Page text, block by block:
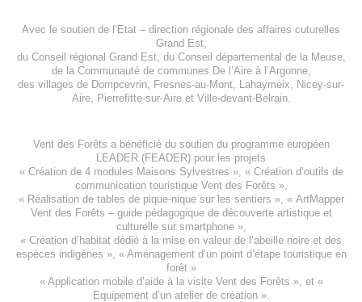
Avec le soutien de l’Etat – direction régionale des affaires cuturelles
Grand Est,
du Conseil régional Grand Est, du Conseil départemental de la Meuse,
de la Communauté de communes De l’Aire à l’Argonne,
des villages de Dompcevrin Fresnes-au-Mont Lahaymeix
Nicey-sur-
Aire, Pierrefitte-sur-Aireet Ville-devant-Belrain.
Vent des Forêts a bénéficié du soutien du programme européen
LEADER (FEADER) pour les projets
« Création de 4 modules Maisons Sylvestres », « Création d’outils de
communication touristique Vent des Forêts »,
« Réalisation de tables de pique-nique sur les sentiers », « ArtMapper
Vent des Forêts – guide pédagogique de découverte artistique et
culturelle sur smartphone »,
« Création d’habitat dédié à la mise en valeur de l’abeille noire et des
espèces indigènes », « Aménagement d’un point d’étape touristique en
forêt»
« Application mobile d’aide à la visite Vent des Forêts », et «
Equipement d’un atelier de création».